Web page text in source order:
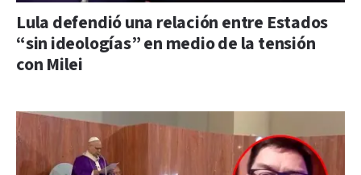
Lula defendió una relación entre Estados
“sin ideologías” en medio de la tensión
con Milei